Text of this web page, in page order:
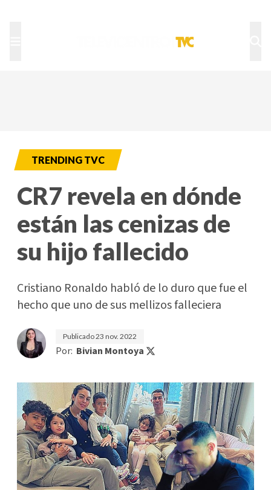
TRENDING TVC
CR7 revela en dónde
están las cenizas de
su hijo fallecido
Cristiano Ronaldo habló de lo duro que fue el
hecho que uno de sus mellizos falleciera
Publicado23 nov. 2022
Por: Bivian Montoya